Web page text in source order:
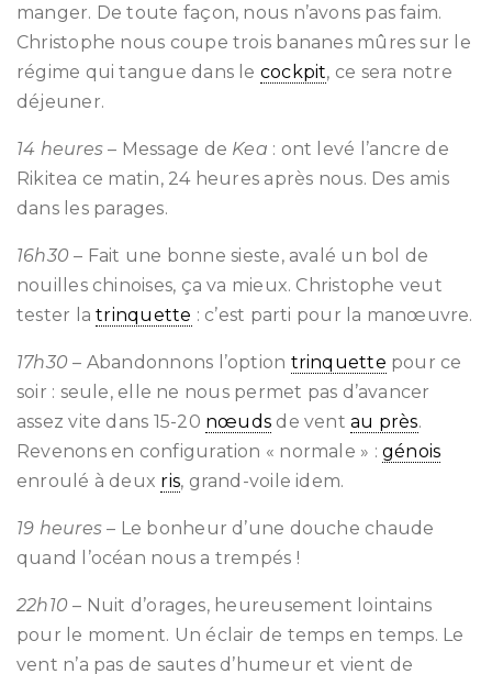
manger. De toute façon, nous n’avons pas faim.
Christophe nous coupe trois bananes mûres sur le
régime qui tangue dans le cockpit, ce sera notre
déjeuner.
14 heures – Message de Kea : ont levé l’ancre de
Rikitea ce matin, 24 heures après nous. Des amis
dans les parages.
16h30 – Fait une bonne sieste, avalé un bol de
nouilles chinoises, ça va mieux. Christophe veut
tester latrinquette : c’est parti pour la manœuvre.
17h30– Abandonnons l’option trinquette pour ce
soir : seule, elle ne nous permet pas d’avancer
assez vite dans 15-20 nœuds de ventau près.
Revenons en configuration « normale » :génois
enroulé à deux ris, grand-voile idem.
19 heures – Le bonheur d’une douche chaude
quand l’océan nous a trempés !
22h10 – Nuit d’orages, heureusement lointains
pour le moment. Un éclair de temps en temps. Le
vent n’a pas de sautes d’humeur et vient de